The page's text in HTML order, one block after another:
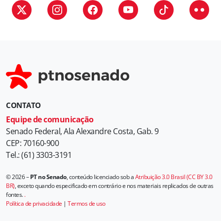
CONTATO
Equipe de comunicação
Senado Federal, Ala Alexandre Costa, Gab. 9
CEP: 70160-900
Tel.: (61) 3303-3191
© 2026 –PT no Senado, conteúdo licenciado sob aAtribuição 3.0 Brasil (CC BY 3.0
BR), exceto quando especificado em contrário e nos materiais replicados de outras
fontes..
Política de privacidade | Termos de uso